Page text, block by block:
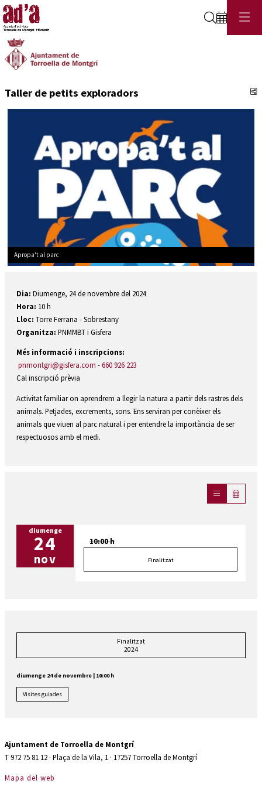
Cerca
Taller de petits exploradors
Apropa't al parc
Dia: Diumenge, 24 de novembre del 2024
Hora: 10 h
Lloc: Torre Ferrana - Sobrestany
Organitza: PNMMBT i Gisfera
Més informació i inscripcions:
pnmontgri@gisfera.com -660 926 223
Cal inscripció prèvia
Activitat familiar on aprendrem a llegir la natura a partir dels rastres dels
animals. Petjades, excrements, sons. Ens serviran per conèixer els
animals que viuen al parc natural i per entendre la importància de ser
respectuosos amb el medi.
diumenge
24
nov
10:00 h
Finalitzat
Finalitzat
2024
diumenge 24 de novembre | 10:00 h
Visites guiades
Ajuntament de Torroella de Montgrí
T 972 75 81 12 · Plaça de la Vila, 1 · 17257 Torroella de Montgrí
Mapa del web